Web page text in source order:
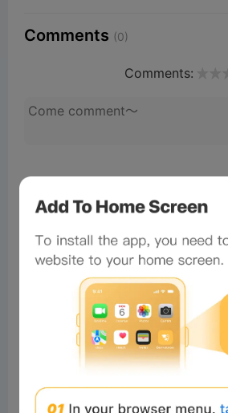
Comments (0)
Comments:
No comments